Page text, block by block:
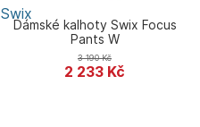
Swix
Dámské kalhoty Swix Focus
Pants W
2 233 Kč
3 190Kč